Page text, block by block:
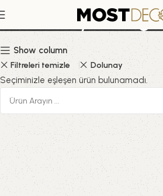
Sade Soyut Doğa
Show column
Filtreleri temizle
Dolunay
Seçiminizle eşleşen ürün bulunamadı.